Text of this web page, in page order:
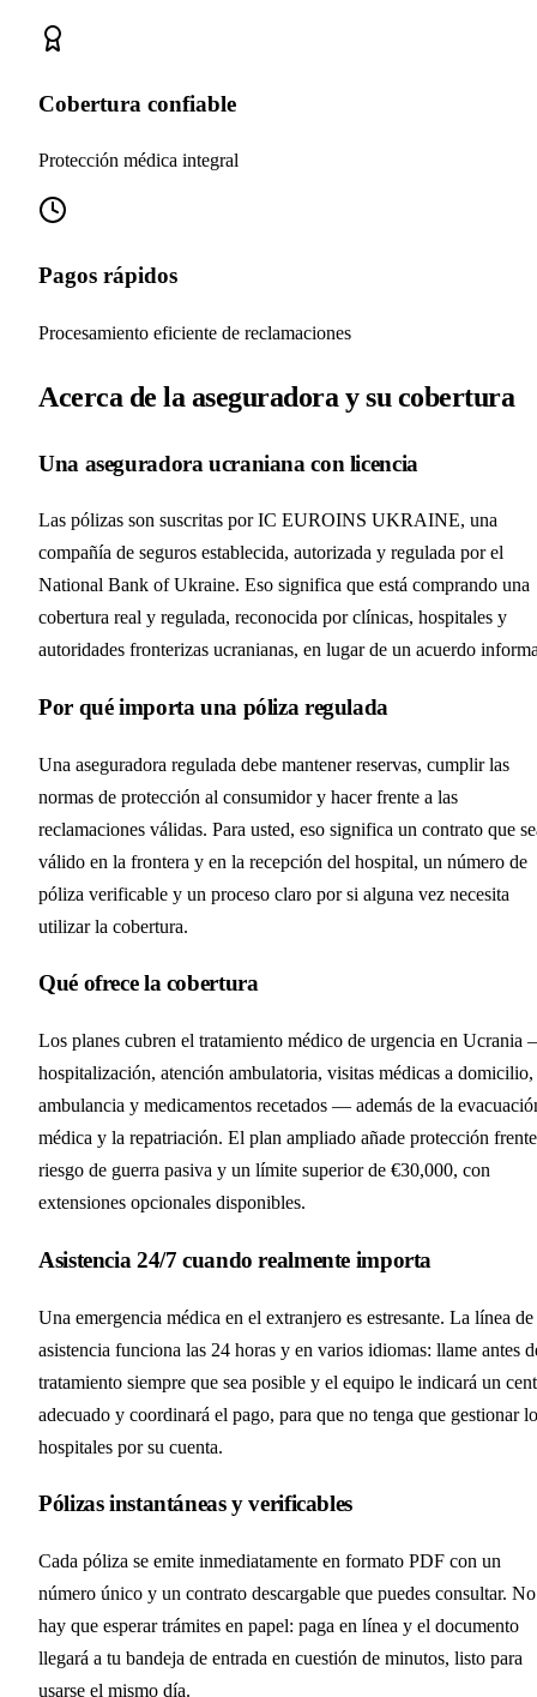
Cobertura confiable
Protección médica integral
Pagos rápidos
Procesamiento eficiente de reclamaciones
Acerca de la aseguradora y su cobertura
Una aseguradora ucraniana con licencia
Las pólizas son suscritas por IC EUROINS UKRAINE, una
compañía de seguros establecida, autorizada y regulada por el
National Bank of Ukraine. Eso significa que está comprando una
cobertura real y regulada, reconocida por clínicas, hospitales y
autoridades fronterizas ucranianas, en lugar de un acuerdo
Por qué importa una póliza regulada
Una aseguradora regulada debe mantener reservas, cumplir las
normas de protección al consumidor y hacer frente a las
reclamaciones válidas. Para usted, eso significa un contrato que
válido en la frontera y en la recepción del hospital, un número de
póliza verificable y un proceso claro por si alguna vez necesita
utilizar la cobertura.
Qué ofrece la cobertura
Los planes cubren el tratamiento médico de urgencia en Ucrania
hospitalización, atención ambulatoria, visitas médicas a domicilio,
ambulancia y medicamentos recetados — además de la
médica y la repatriación. El plan ampliado añade protección
riesgo de guerra pasiva y un límite superior de €30,000, con
extensiones opcionales disponibles.
Asistencia 24/7 cuando realmente importa
Una emergencia médica en el extranjero es estresante. La línea de
asistencia funciona las 24 horas y en varios idiomas: llame antes
tratamiento siempre que sea posible y el equipo le indicará un
adecuado y coordinará el pago, para que no tenga que gestionar
hospitales por su cuenta.
Pólizas instantáneas y verificables
Cada póliza se emite inmediatamente en formato PDF con un
número único y un contrato descargable que puedes consultar. No
hay que esperar trámites en papel: paga en línea y el documento
llegará a tu bandeja de entrada en cuestión de minutos, listo para
usarse el mismo día.